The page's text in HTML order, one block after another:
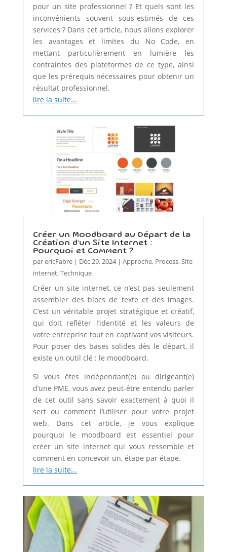
pour un site professionnel ? Et quels sont les
inconvénients souvent sous-estimés de ces
services ? Dans cet article, nous allons explorer
les avantages et limites du No Code, en
mettant particulièrement en lumière les
contraintes des plateformes de ce type, ainsi
que les prérequis nécessaires pour obtenir un
résultat professionnel.
lire la suite...
Créer un Moodboard au Départ de la
Création d’un Site Internet :
Pourquoi et Comment ?
parericFabre| Déc 29, 2024| Approche, Process,Site
internet,Technique
Créer un site internet, ce n’est pas seulement
assembler des blocs de texte et des images.
C’est un véritable projet stratégique et créatif,
qui doit refléter l’identité et les valeurs de
votre entreprise tout en captivant vos visiteurs.
Pour poser des bases solides dès le départ, il
existe un outil clé : le moodboard.
Si vous êtes indépendant(e) ou dirigeant(e)
d’une PME, vous avez peut-être entendu parler
de cet outil sans savoir exactement à quoi il
sert ou comment l’utiliser pour votre projet
web. Dans cet article, je vous explique
pourquoi le moodboard est essentiel pour
créer un site internet qui vous ressemble et
comment en concevoir un, étape par étape.
lire la suite...